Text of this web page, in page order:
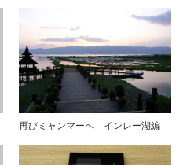
再びミャンマーへ インレー湖編